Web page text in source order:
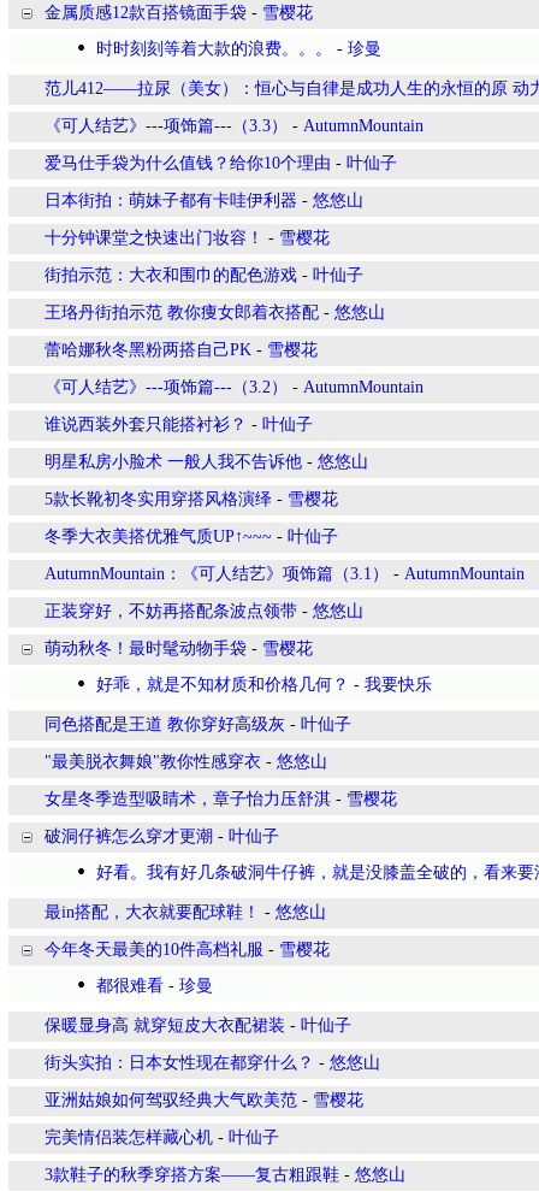
金属质感12款百搭镜面手袋 - 雪樱花
时时刻刻等着大款的浪费。。。
- 珍曼
范儿412——拉尿（美女）：恒心与自律是成功人生的永恒的原 动
《可人结艺》---项饰篇---（3.3） - AutumnMountain
爱马仕手袋为什么值钱？给你10个理由 - 叶仙子
日本街拍：萌妹子都有卡哇伊利器 - 悠悠山
十分钟课堂之快速出门妆容！ - 雪樱花
街拍示范：大衣和围巾的配色游戏 - 叶仙子
王珞丹街拍示范 教你痩女郎着衣搭配 - 悠悠山
蕾哈娜秋冬黑粉两搭自己PK - 雪樱花
《可人结艺》---项饰篇---（3.2） - AutumnMountain
谁说西装外套只能搭衬衫？ - 叶仙子
明星私房小脸术 一般人我不告诉他 - 悠悠山
5款长靴初冬实用穿搭风格演绎 - 雪樱花
冬季大衣美搭优雅气质UP↑~~~ - 叶仙子
AutumnMountain：《可人结艺》项饰篇（3.1） - AutumnMountain
正装穿好，不妨再搭配条波点领带 - 悠悠山
萌动秋冬！最时髦动物手袋 - 雪樱花
好乖，就是不知材质和价格几何？ - 我要快乐
同色搭配是王道 教你穿好高级灰 - 叶仙子
"最美脱衣舞娘"教你性感穿衣 - 悠悠山
女星冬季造型吸睛术，章子怡力压舒淇 - 雪樱花
破洞仔裤怎么穿才更潮 - 叶仙子
好看。我有好几条破洞牛仔裤，就是没膝盖全破的，看来要
最in搭配，大衣就要配球鞋！ - 悠悠山
今年冬天最美的10件高档礼服 - 雪樱花
都很难看 - 珍曼
保暖显身高 就穿短皮大衣配裙装 - 叶仙子
街头实拍：日本女性现在都穿什么？ - 悠悠山
亚洲姑娘如何驾驭经典大气欧美范 - 雪樱花
完美情侣装怎样藏心机 - 叶仙子
3款鞋子的秋季穿搭方案——复古粗跟鞋 - 悠悠山